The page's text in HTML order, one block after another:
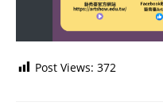
Post Views: 372